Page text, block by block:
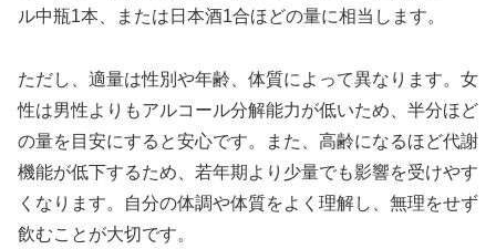
ル中瓶1本、または日本酒1合ほどの量に相当します。
ただし、適量は性別や年齢、体質によって異なります。女
性は男性よりもアルコール分解能力が低いため、半分ほど
の量を目安にすると安心です。また、高齢になるほど代謝
機能が低下するため、若年期より少量でも影響を受けやす
くなります。自分の体調や体質をよく理解し、無理をせず
飲むことが大切です。